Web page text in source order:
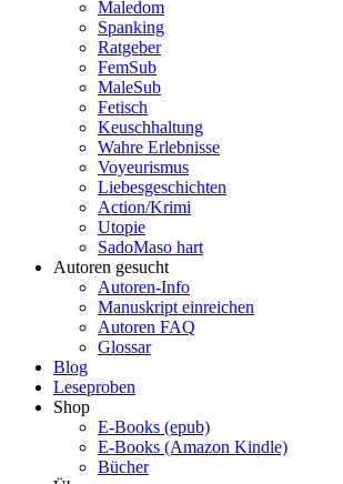
Maledom
Spanking
Ratgeber
FemSub
MaleSub
Fetisch
Keuschhaltung
Wahre Erlebnisse
Voyeurismus
Liebesgeschichten
Action/Krimi
Utopie
SadoMaso hart
Autoren gesucht
Autoren-Info
Manuskript einreichen
Autoren FAQ
Glossar
Blog
Leseproben
Shop
E-Books (epub)
E-Books (Amazon Kindle)
Bücher